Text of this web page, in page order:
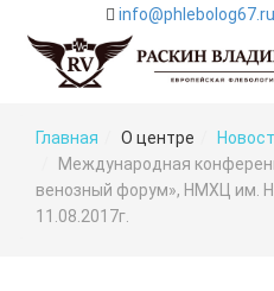
info@phlebolog67.ru
Главная О центре
Международная
венозный форум», НМХЦ им.
11.08.2017г.